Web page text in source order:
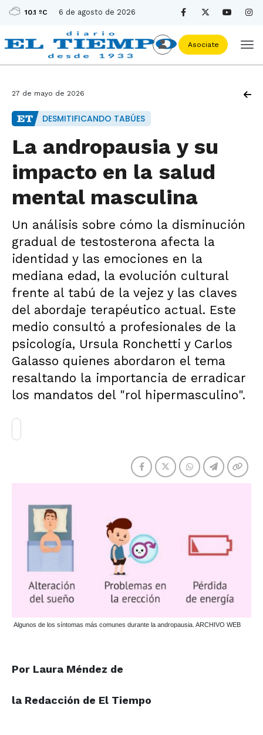
10.1 ºC 6 de agosto de 2026
Asociate
27 de mayo de 2026
DESMITIFICANDO TABÚES
La andropausia y su
impacto en la salud
mental masculina
Un análisis sobre cómo la disminución
gradual de testosterona afecta la
identidad y las emociones en la
mediana edad, la evolución cultural
frente al tabú de la vejez y las claves
del abordaje terapéutico actual. Este
medio consultó a profesionales de la
psicología, Ursula Ronchetti y Carlos
Galasso quienes abordaron el tema
resaltando la importancia de erradicar
los mandatos del "rol hipermasculino".
Algunos de los síntomas más comunes durante la andropausia. ARCHIVO WEB
Por Laura Méndez de
la Redacción de El Tiempo